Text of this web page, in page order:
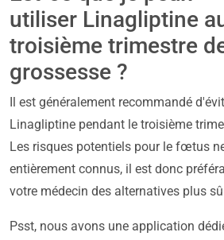
utiliser Linagliptine
troisième trimestre
grossesse ?
Il est généralement recommandé
Linagliptine pendant le troisième
Les risques potentiels pour le fœtus
entièrement connus, il est donc
votre médecin des alternatives plus
Psst, nous avons une application